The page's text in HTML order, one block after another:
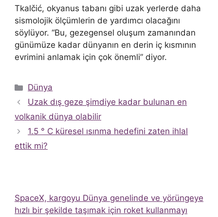
Tkalčić, okyanus tabanı gibi uzak yerlerde daha
sismolojik ölçümlerin de yardımcı olacağını
söylüyor. “Bu, gezegensel oluşum zamanından
günümüze kadar dünyanın en derin iç kısmının
evrimini anlamak için çok önemli” diyor.
Kategoriler
Dünya
Uzak dış geze şimdiye kadar bulunan en
volkanik dünya olabilir
1.5 ° C küresel ısınma hedefini zaten ihlal
ettik mi?
SpaceX, kargoyu Dünya genelinde ve yörüngeye
hızlı bir şekilde taşımak için roket kullanmayı